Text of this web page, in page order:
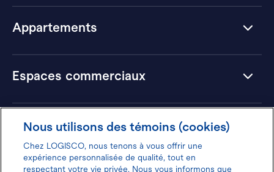
Appartements
Espaces commerciaux
Hôtels
Nous utilisons des témoins (cookies)
Chez LOGISCO, nous tenons à vous offrir une
expérience personnalisée de qualité, tout en
respectant votre vie privée. Nous vous informons que